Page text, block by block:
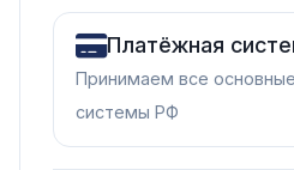
Платёжная
Принимаем все
системы РФ